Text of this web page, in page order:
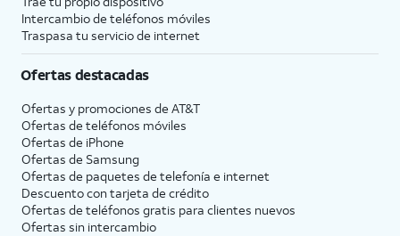
Intercambio de teléfonos móviles
Traspasa tu servicio de internet
Ofertas destacadas
Ofertas y promociones de AT&T
Ofertas de teléfonos móviles
Ofertas de iPhone
Ofertas de Samsung
Ofertas de paquetes de telefonía e internet
Descuento con tarjeta de crédito
Ofertas de teléfonos gratis para clientes nuevos
Ofertas sin intercambio